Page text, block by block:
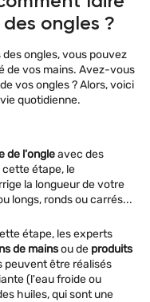
ongles ?
ongles, vous pouvez
de vos mains. Avez-vous
vos ongles ? Alors, voici
quotidienne.
de l'ongleavec des
cette étape, le
la longueur de votre
longs, ronds ou carrés...
étape, les experts
de mainsou de produits
peuvent être réalisés
(l'eau froide ou
huiles, qui sont une